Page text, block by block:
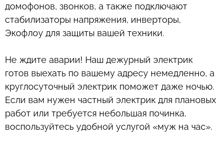
домофонов, звонков, а также подключают
стабилизаторы напряжения, инверторы,
Экофлоу для защиты вашей техники.
Не ждите аварии! Наш дежурный электрик
готов выехать по вашему адресу немедленно, а
круглосуточный электрик поможет даже ночью.
Если вам нужен частный электрик для плановых
работ или требуется небольшая починка,
воспользуйтесь удобной услугой «муж на час».